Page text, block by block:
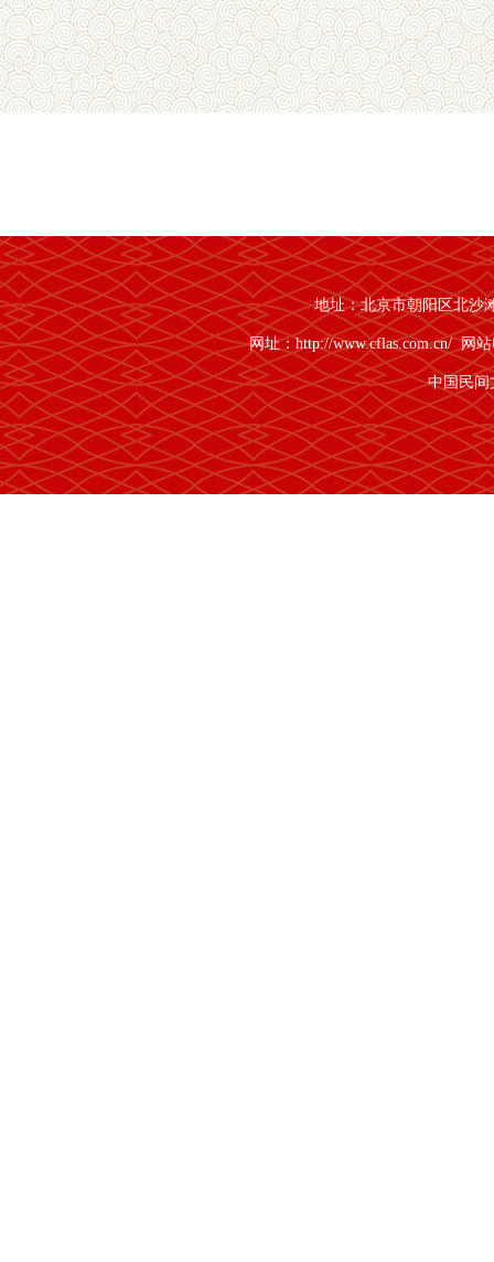
地址：北京市朝阳区北沙
网址：http://www.cflas.com.cn/网站
中国民